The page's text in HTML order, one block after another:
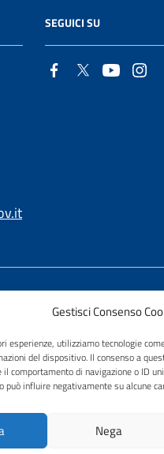
Gestisci Consenso
esperienze, utilizziamo tecnologie
del dispositivo. Il consenso a
comportamento di navigazione o ID
può influire negativamente su alcune
Nega
SEGUICI SU